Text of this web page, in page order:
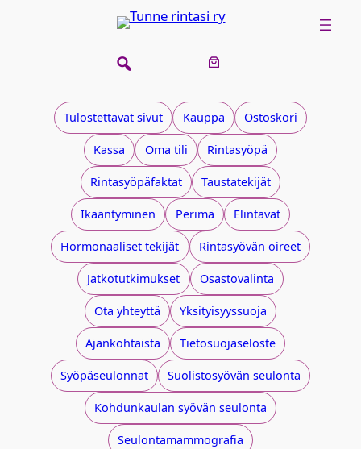
Tulostettavat sivut Kauppa Ostoskori
Kassa Oma tili Rintasyöpä
Rintasyöpäfaktat Taustatekijät
Ikääntyminen Perimä Elintavat
Hormonaaliset tekijät Rintasyövän oireet
Jatkotutkimukset Osastovalinta
Ota yhteyttä Yksityisyyssuoja
Ajankohtaista Tietosuojaseloste
Syöpäseulonnat Suolistosyövän seulonta
Kohdunkaulan syövän seulonta
Seulontamammografia